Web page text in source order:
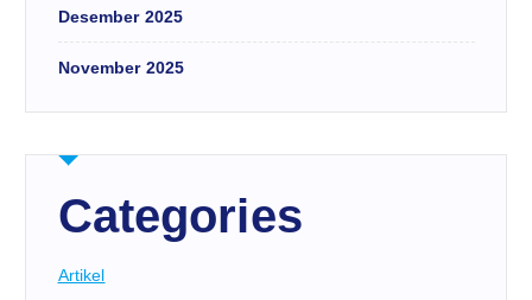
Desember 2025
November 2025
Categories
Artikel